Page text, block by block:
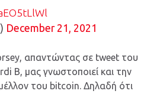
December 21, 2021
απαντώντας σε tweet του
B, μας γνωστοποιεί και την
του bitcoin. Δηλαδή ότι